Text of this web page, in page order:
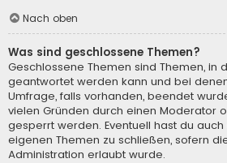
Nach oben
Was sind geschlossene Themen?
Geschlossene Themen sind Themen, in
geantwortet werden kann und bei
Umfrage, falls vorhanden, beendet
vielen Gründen durch einen Moderator
gesperrt werden. Eventuell hast du
eigenen Themen zu schließen, sofern
Administration erlaubt wurde.